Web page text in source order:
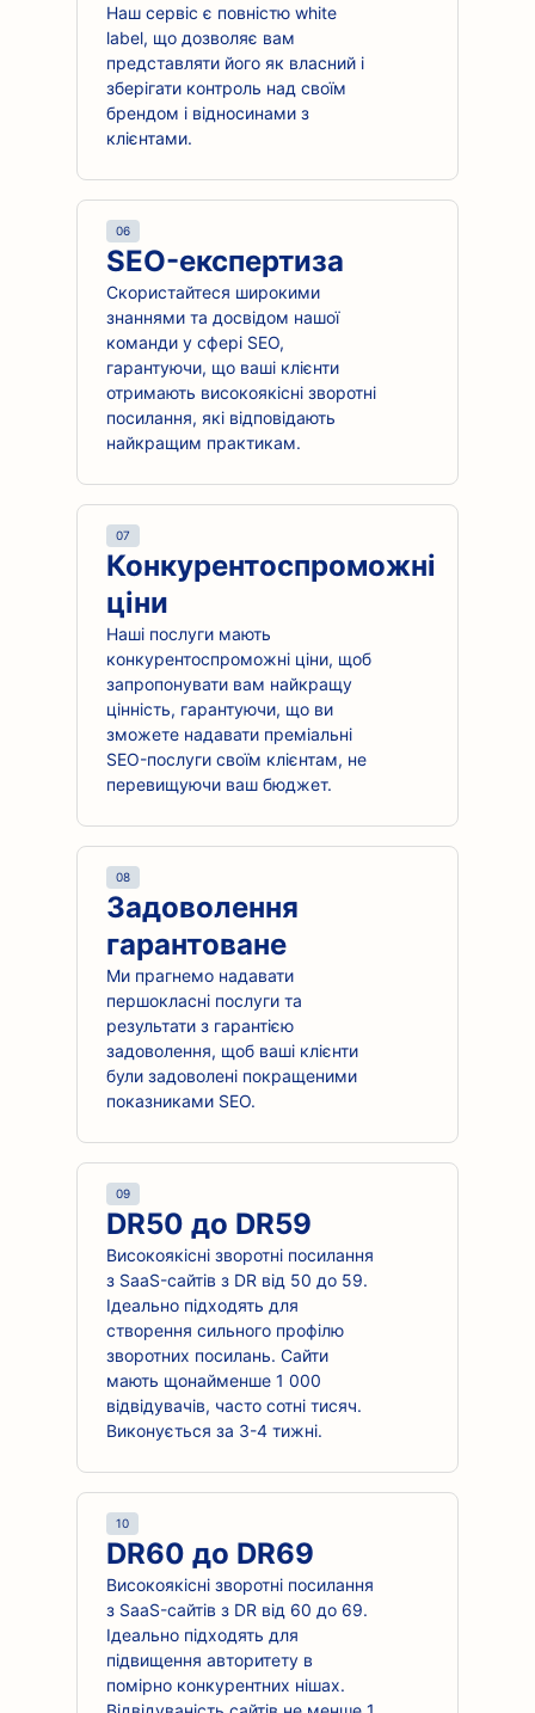
Наш сервіс є повністю white
label, що дозволяє вам
представляти його як власний і
зберігати контроль над своїм
брендом і відносинами з
клієнтами.
06
SEO-експертиза
Скористайтеся широкими
знаннями та досвідом нашої
команди у сфері SEO,
гарантуючи, що ваші клієнти
отримають високоякісні зворотні
посилання, які відповідають
найкращим практикам.
07
Конкурентоспроможні
ціни
Наші послуги мають
конкурентоспроможні ціни, щоб
запропонувати вам найкращу
цінність, гарантуючи, що ви
зможете надавати преміальні
SEO-послуги своїм клієнтам, не
перевищуючи ваш бюджет.
08
Задоволення
гарантоване
Ми прагнемо надавати
першокласні послуги та
результати з гарантією
задоволення, щоб ваші клієнти
були задоволені покращеними
показниками SEO.
09
DR50 до DR59
Високоякісні зворотні посилання
з SaaS-сайтів з DR від 50 до 59.
Ідеально підходять для
створення сильного профілю
зворотних посилань. Сайти
мають щонайменше 1 000
відвідувачів, часто сотні тисяч.
Виконується за 3-4 тижні.
10
DR60 до DR69
Високоякісні зворотні посилання
з SaaS-сайтів з DR від 60 до 69.
Ідеально підходять для
підвищення авторитету в
помірно конкурентних нішах.